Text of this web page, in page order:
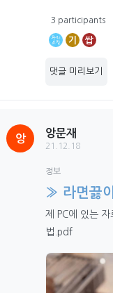
3 participants
기 쌉
댓글 미리보기
앙
앙문재
21.12.18
정보
» 라면끓
제 PC에 있는
법.pdf